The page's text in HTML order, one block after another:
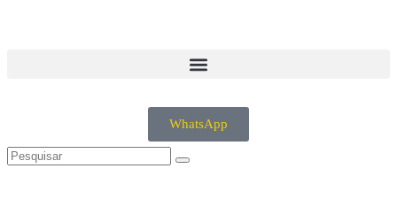
WhatsApp